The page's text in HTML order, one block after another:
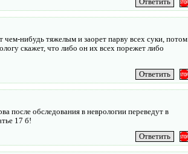
чем-нибудь тяжелым и заорет парву всех суки, потом
скажет, что либо он их всех порежет либо
после обследования в неврологии переведут в
17 б!